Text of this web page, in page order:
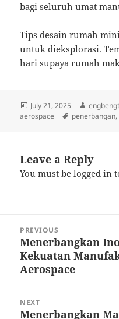
bagi seluruh umat
Tips desain rumah
untuk dieksplorasi.
hari supaya rumah
Posted
on
July 21, 2025 Author
aerospace
Tags
penerbangan,
Leave a Reply
You must belogged in
navigation
PREVIOUS
Previous
post:
Menerbangkan
Kekuatan
Aerospace
NEXT
Next
Menerbangkan